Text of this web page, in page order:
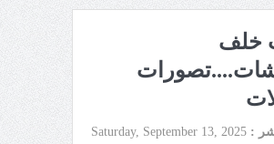
خلف
:
Saturday, September 13, 2025